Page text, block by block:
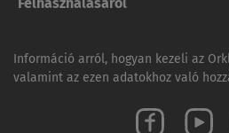
Információ arról, hogyan kezeli az
valamint az ezen adatokhoz való